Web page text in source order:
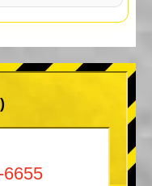
6655